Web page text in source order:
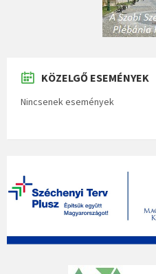
KÖZELGŐ ESEMÉNYEK
Nincsenek események